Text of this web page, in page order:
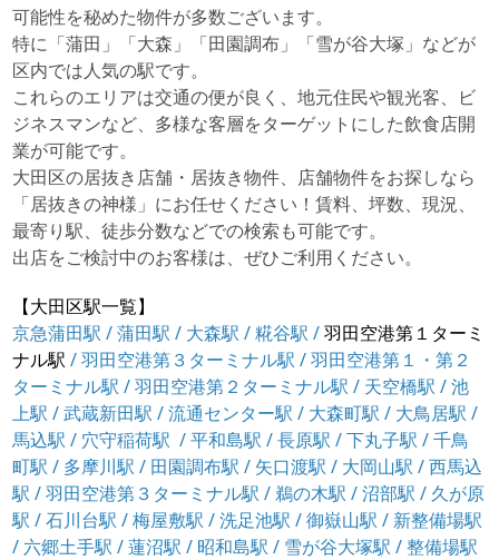
可能性を秘めた物件が多数ございます。
特に「蒲田」「大森」「田園調布」「雪が谷大塚」などが
区内では人気の駅です。
これらのエリアは交通の便が良く、地元住民や観光客、ビ
ジネスマンなど、多様な客層をターゲットにした飲食店開
業が可能です。
大田区の居抜き店舗・居抜き物件、店舗物件をお探しなら
「居抜きの神様」にお任せください！賃料、坪数、現況、
最寄り駅、徒歩分数などでの検索も可能です。
出店をご検討中のお客様は、ぜひご利用ください。
【大田区駅一覧】
京急蒲田駅 /蒲田駅 / 大森駅/糀谷駅 /羽田空港第１ターミ
ナル駅 /羽田空港第３ターミナル駅/羽田空港第１・第２
ターミナル駅 /羽田空港第２ターミナル駅 / 天空橋駅 /池
上駅 /武蔵新田駅 /流通センター駅 / 大森町駅 / 大鳥居駅 /
馬込駅 / 穴守稲荷駅 /平和島駅 /長原駅 /下丸子駅 /千鳥
町駅 / 多摩川駅 / 田園調布駅 / 矢口渡駅 / 大岡山駅 /西馬込
駅 /羽田空港第３ターミナル駅/鵜の木駅/沼部駅/ 久が原
駅/石川台駅/梅屋敷駅 /洗足池駅 /御嶽山駅 / 新整備場駅
/ 六郷土手駅 /蓮沼駅 / 昭和島駅/ 雪が谷大塚駅/整備場駅